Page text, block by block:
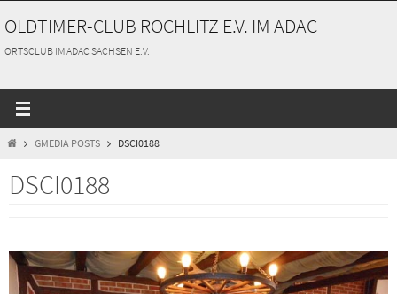
Inhalt
springen
OLDTIMER-CLUB ROCHLITZ E.V. IM ADAC
ORTSCLUB IM ADAC SACHSEN E.V.
STARTGMEDIA POSTS DSCI0188
DSCI0188